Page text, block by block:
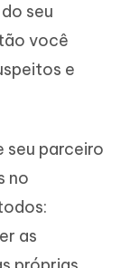
seu
você
e
seu parceiro
no
as